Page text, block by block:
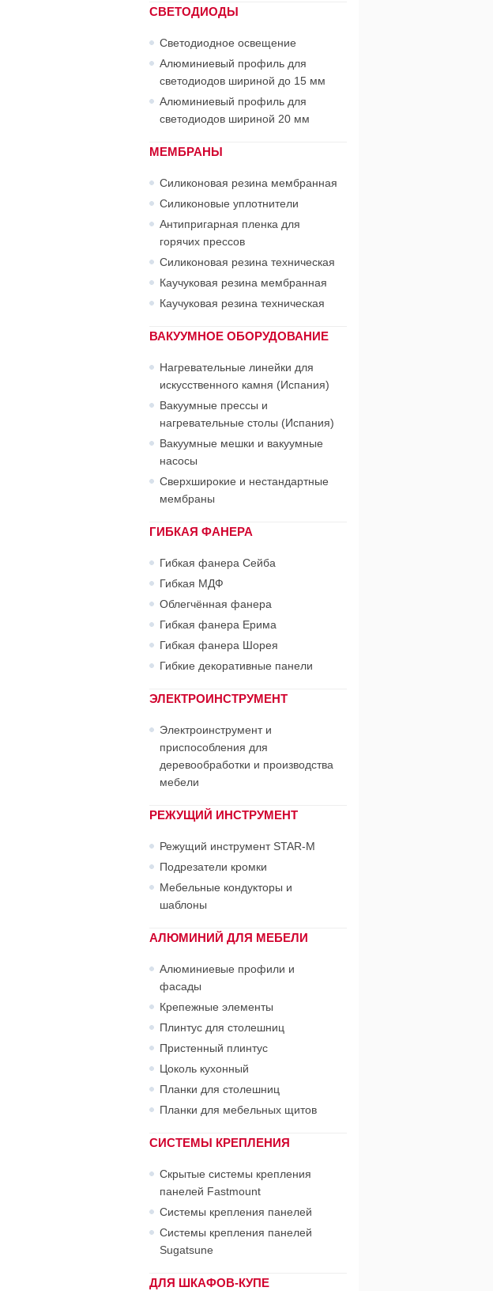
СВЕТОДИОДЫ
Светодиодное освещение
Алюминиевый профиль для
светодиодов шириной до 15 мм
Алюминиевый профиль для
светодиодов шириной 20 мм
МЕМБРАНЫ
Силиконовая резина мембранная
Силиконовые уплотнители
Антипригарная пленка для
горячих прессов
Силиконовая резина техническая
Каучуковая резина мембранная
Каучуковая резина техническая
ВАКУУМНОЕ ОБОРУДОВАНИЕ
Нагревательные линейки для
искусственного камня (Испания)
Вакуумные прессы и
нагревательные столы (Испания)
Вакуумные мешки и вакуумные
насосы
Сверхширокие и нестандартные
мембраны
ГИБКАЯ ФАНЕРА
Гибкая фанера Сейба
Гибкая МДФ
Облегчённая фанера
Гибкая фанера Ерима
Гибкая фанера Шорея
Гибкие декоративные панели
ЭЛЕКТРОИНСТРУМЕНТ
Электроинструмент и
приспособления для
деревообработки и производства
мебели
РЕЖУЩИЙ ИНСТРУМЕНТ
Режущий инструмент STAR-М
Подрезатели кромки
Мебельные кондукторы и
шаблоны
АЛЮМИНИЙ ДЛЯ МЕБЕЛИ
Алюминиевые профили и
фасады
Крепежные элементы
Плинтус для столешниц
Пристенный плинтус
Цоколь кухонный
Планки для столешниц
Планки для мебельных щитов
СИСТЕМЫ КРЕПЛЕНИЯ
Скрытые системы крепления
панелей Fastmount
Системы крепления панелей
Системы крепления панелей
Sugatsune
ДЛЯ ШКАФОВ-КУПЕ